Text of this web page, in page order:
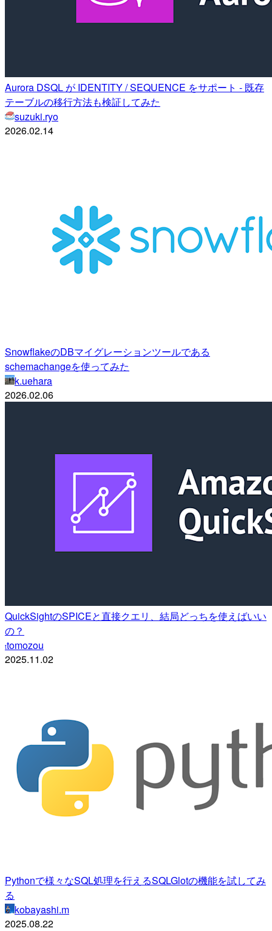
Aurora DSQL が IDENTITY / SEQUENCE をサポート - 既存
テーブルの移行方法も検証してみた
suzuki.ryo
2026.02.14
SnowflakeのDBマイグレーションツールである
schemachangeを使ってみた
k.uehara
2026.02.06
QuickSightのSPICEと直接クエリ、結局どっちを使えばいい
の？
ttomozou
2025.11.02
Pythonで様々なSQL処理を行えるSQLGlotの機能を試してみ
る
kobayashi.m
2025.08.22